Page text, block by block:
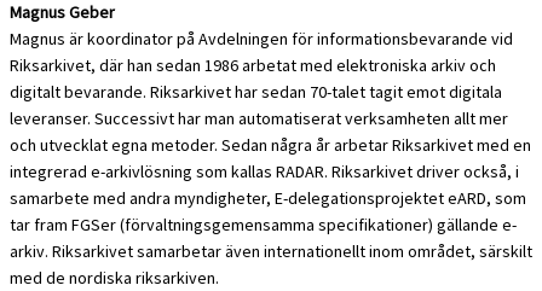
Magnus Geber
Magnus är koordinator på Avdelningen för informationsbevarande vid
Riksarkivet, där han sedan 1986 arbetat med elektroniska arkiv och
digitalt bevarande. Riksarkivet har sedan 70-talet tagit emot digitala
leveranser. Successivt har man automatiserat verksamheten allt mer
och utvecklat egna metoder. Sedan några år arbetar Riksarkivet med en
integrerad e-arkivlösning som kallas RADAR. Riksarkivet driver också, i
samarbete med andra myndigheter, E-delegationsprojektet eARD, som
tar fram FGSer (förvaltningsgemensamma specifikationer) gällande e-
arkiv. Riksarkivet samarbetar även internationellt inom området, särskilt
med de nordiska riksarkiven.